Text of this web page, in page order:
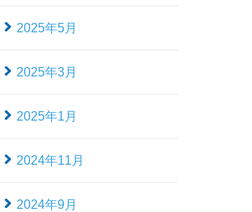
2025年5月
2025年3月
2025年1月
2024年11月
2024年9月